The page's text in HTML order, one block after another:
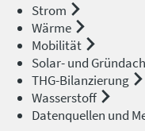
Strom
Wärme
Mobilität
Solar- und
THG-Bilanzierung
Wasserstoff
Datenquellen und